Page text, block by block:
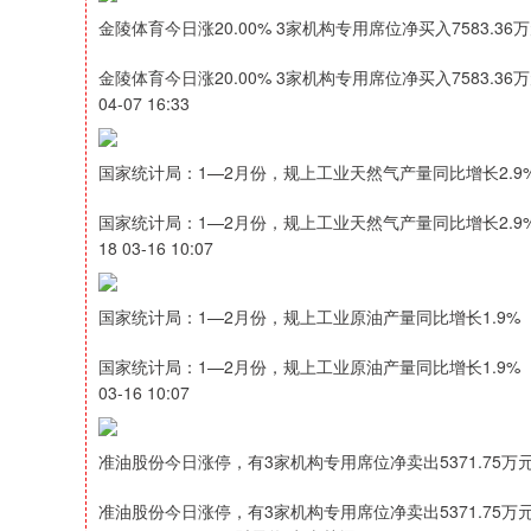
金陵体育今日涨20.00% 3家机构专用席位净买入7583.36
金陵体育今日涨20.00% 3家机构专用席位净买入7583.36
04-07 16:33
国家统计局：1—2月份，规上工业天然气产量同比增长
国家统计局：1—2月份，规上工业天然气产量同比增长
18 03-16 10:07
国家统计局：1—2月份，规上工业原油产量同比增长1.9%
国家统计局：1—2月份，规上工业原油产量同比增长1.9%
03-16 10:07
准油股份今日涨停，有3家机构专用席位净卖出5371.75万
准油股份今日涨停，有3家机构专用席位净卖出5371.75万